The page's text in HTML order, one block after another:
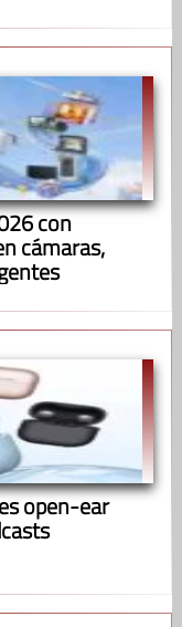
con
cámaras,
open-ear